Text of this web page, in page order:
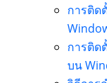
การติด
การติด
บน